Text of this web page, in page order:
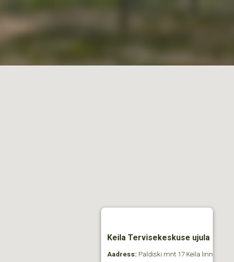
Keila Tervisekeskuse ujula
Aadress: Paldiski mnt 17 Keila linn